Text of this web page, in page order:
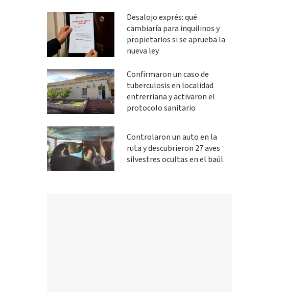
Desalojo exprés: qué
cambiaría para inquilinos y
propietarios si se aprueba la
nueva ley
Confirmaron un caso de
tuberculosis en localidad
entrerriana y activaron el
protocolo sanitario
Controlaron un auto en la
ruta y descubrieron 27 aves
silvestres ocultas en el baúl